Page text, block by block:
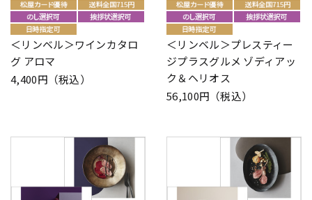
＜リンベル＞ワインカタロ
グ アロマ
4,400円（税込）
＜リンベル＞プレスティー
ジプラスグルメ ゾディアッ
ク＆ヘリオス
56,100円（税込）